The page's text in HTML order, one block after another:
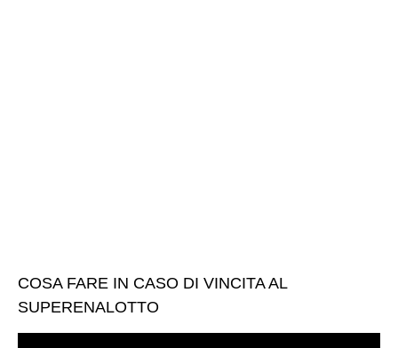
COSA FARE IN CASO DI VINCITA AL
SUPERENALOTTO